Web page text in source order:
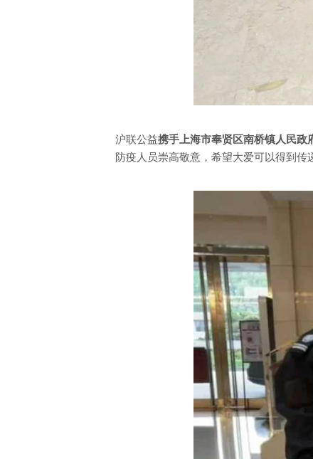
沪联公益携手上海市奉贤区南桥镇人民政
防疫人员崇高敬意，希望大爱可以得到传